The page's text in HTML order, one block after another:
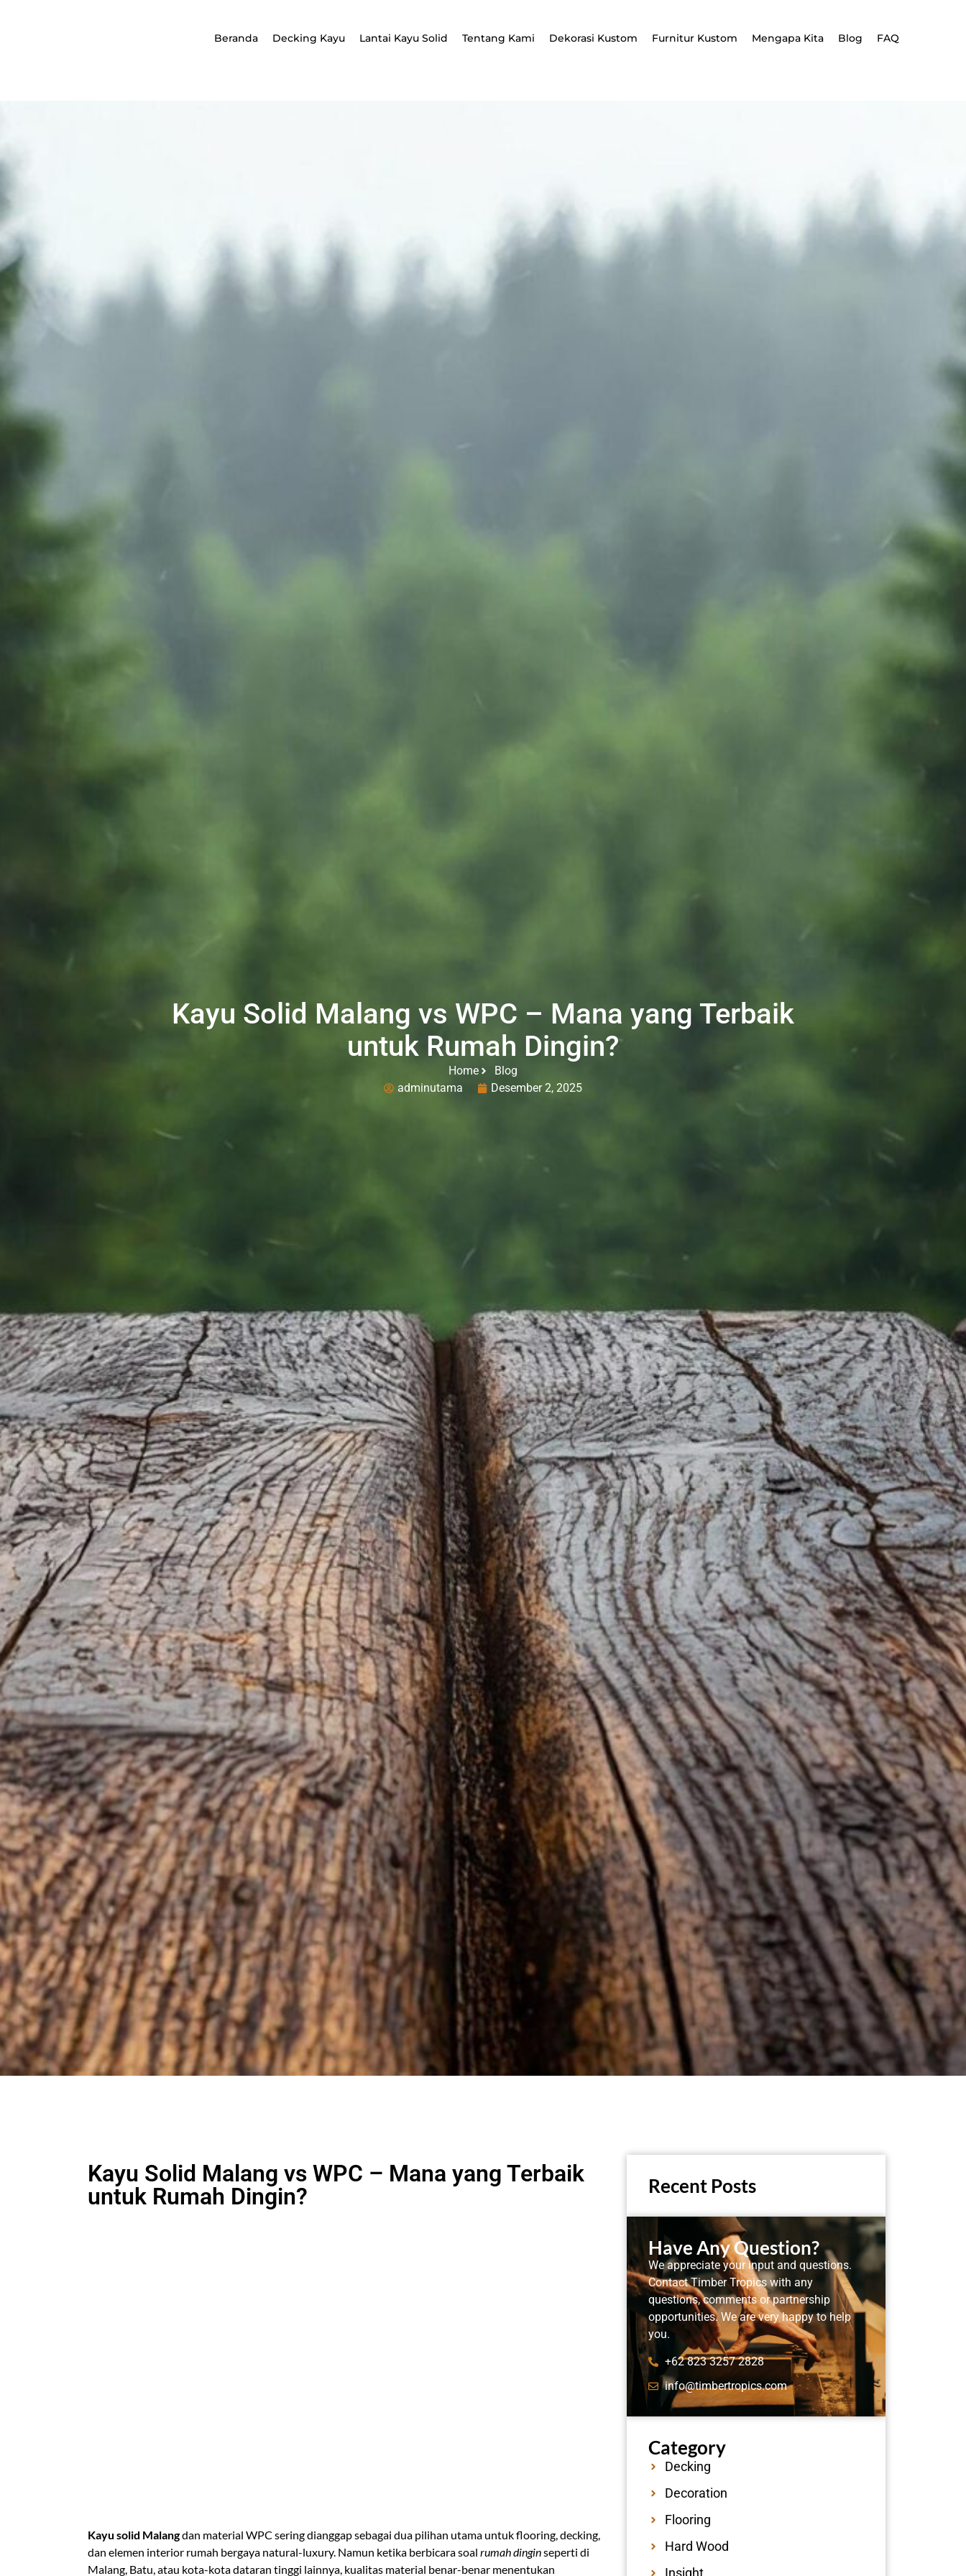
Beranda Decking Kayu Lantai Kayu Solid Tentang Kami Dekorasi Kustom Furnitur Kustom Mengapa Kita Blog FAQ
Kayu Solid Malang vs WPC – Mana yang Terbaik
untuk Rumah Dingin?
Home
Blog
adminutama
Desember 2, 2025
Recent Posts
Have Any Question?
We appreciate your input and questions.
Contact Timber Tropics with any
questions, comments or partnership
opportunities. We are very happy to help
you.
+62 823 3257 2828
info@timbertropics.com
Category
Decking
Decoration
Flooring
Hard Wood
Kayu Solid Malang vs WPC – Mana yang Terbaik
untuk Rumah Dingin?
Kayu solid Malangdan material WPC sering dianggap sebagai dua pilihan utama untuk flooring, decking,
dan elemen interior rumah bergaya natural-luxury. Namun ketika berbicara soalrumah dinginseperti di
Malang, Batu, atau kota-kota dataran tinggi lainnya, kualitas material benar-benar menentukan